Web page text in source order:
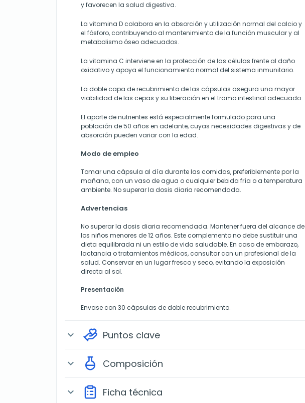
y favorecen la salud digestiva.
La vitamina D colabora en la absorción y utilización normal del calcio y
el fósforo, contribuyendo al mantenimiento de la función muscular y al
metabolismo óseo adecuados.
La vitamina C interviene en la protección de las células frente al daño
oxidativo y apoya el funcionamiento normal del sistema inmunitario.
La doble capa de recubrimiento de las cápsulas asegura una mayor
viabilidad de las cepas y su liberación en el tramo intestinal adecuado.
El aporte de nutrientes está especialmente formulado para una
población de 50 años en adelante, cuyas necesidades digestivas y de
absorción pueden variar con la edad.
Modo de empleo
Tomar una cápsula al día durante las comidas, preferiblemente por la
mañana, con un vaso de agua o cualquier bebida fría o a temperatura
ambiente. No superar la dosis diaria recomendada.
Advertencias
No superar la dosis diaria recomendada. Mantener fuera del alcance de
los niños menores de 12 años. Este complemento no debe sustituir una
dieta equilibrada ni un estilo de vida saludable. En caso de embarazo,
lactancia o tratamientos médicos, consultar con un profesional de la
salud. Conservar en un lugar fresco y seco, evitando la exposición
directa al sol.
Presentación
Envase con 30 cápsulas de doble recubrimiento.
expand_more Puntos clave
expand_more Composición
expand_more Ficha técnica